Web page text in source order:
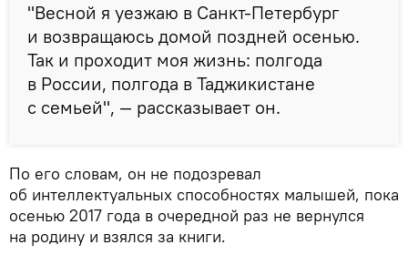
"Весной я уезжаю в Санкт-Петербург
и возвращаюсь домой поздней осенью.
Так и проходит моя жизнь: полгода
в России, полгода в Таджикистане
с семьей", — рассказывает он.
По его словам, он не подозревал
об интеллектуальных способностях малышей, пока
осенью 2017 года в очередной раз не вернулся
на родину и взялся за книги.